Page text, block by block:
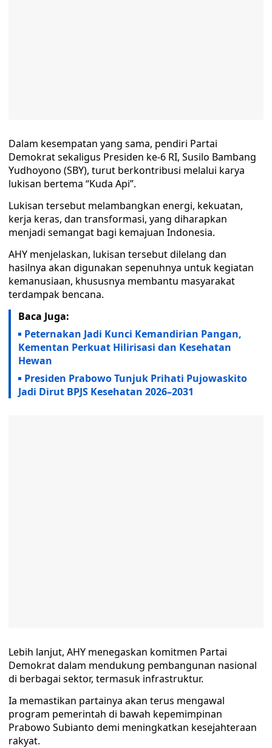
Dalam kesempatan yang sama, pendiri Partai
Demokrat sekaligus Presiden ke-6 RI, Susilo Bambang
Yudhoyono (SBY), turut berkontribusi melalui karya
lukisan bertema “Kuda Api”.
Lukisan tersebut melambangkan energi, kekuatan,
kerja keras, dan transformasi, yang diharapkan
menjadi semangat bagi kemajuan Indonesia.
AHY menjelaskan, lukisan tersebut dilelang dan
hasilnya akan digunakan sepenuhnya untuk kegiatan
kemanusiaan, khususnya membantu masyarakat
terdampak bencana.
Baca Juga:
Peternakan Jadi Kunci Kemandirian Pangan,
Kementan Perkuat Hilirisasi dan Kesehatan
Hewan
Presiden Prabowo Tunjuk Prihati Pujowaskito
Jadi Dirut BPJS Kesehatan 2026–2031
Lebih lanjut, AHY menegaskan komitmen Partai
Demokrat dalam mendukung pembangunan nasional
di berbagai sektor, termasuk infrastruktur.
Ia memastikan partainya akan terus mengawal
program pemerintah di bawah kepemimpinan
Prabowo Subianto demi meningkatkan kesejahteraan
rakyat.